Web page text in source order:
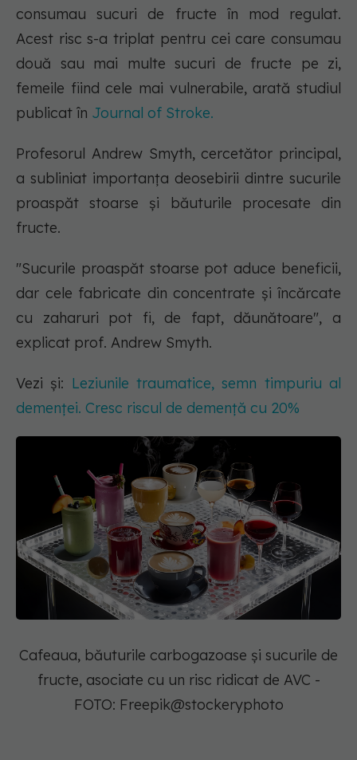
consumau sucuri de fructe în mod regulat.
Acest risc s-a triplat pentru cei care consumau
două sau mai multe sucuri de fructe pe zi,
femeile fiind cele mai vulnerabile, arată studiul
publicat în Journal of Stroke.
Profesorul Andrew Smyth, cercetător principal,
a subliniat importanța deosebirii dintre sucurile
proaspăt stoarse și băuturile procesate din
fructe.
"Sucurile proaspăt stoarse pot aduce beneficii,
dar cele fabricate din concentrate și încărcate
cu zaharuri pot fi, de fapt, dăunătoare", a
explicat prof. Andrew Smyth.
Vezi și: Leziunile traumatice, semn timpuriu al
demenței. Cresc riscul de demență cu 20%
Cafeaua, băuturile carbogazoase și sucurile de
fructe, asociate cu un risc ridicat de AVC -
FOTO: Freepik@stockeryphoto